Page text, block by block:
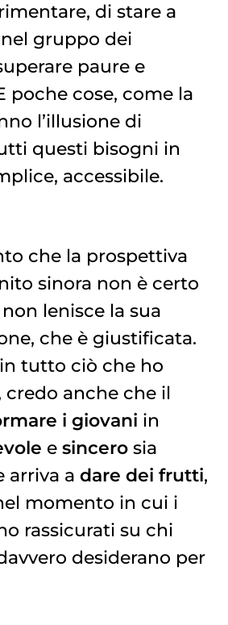
di stare a
gruppo dei
paure e
poche cose, come la
l’illusione di
questi bisogni in
accessibile.
che la prospettiva
sinora non è certo
lenisce la sua
che è giustificata.
tutto ciò che ho
credo anche che il
i giovani in
e sincerosia
arriva a dare dei frutti,
momento in cui i
rassicurati su chi
desiderano per